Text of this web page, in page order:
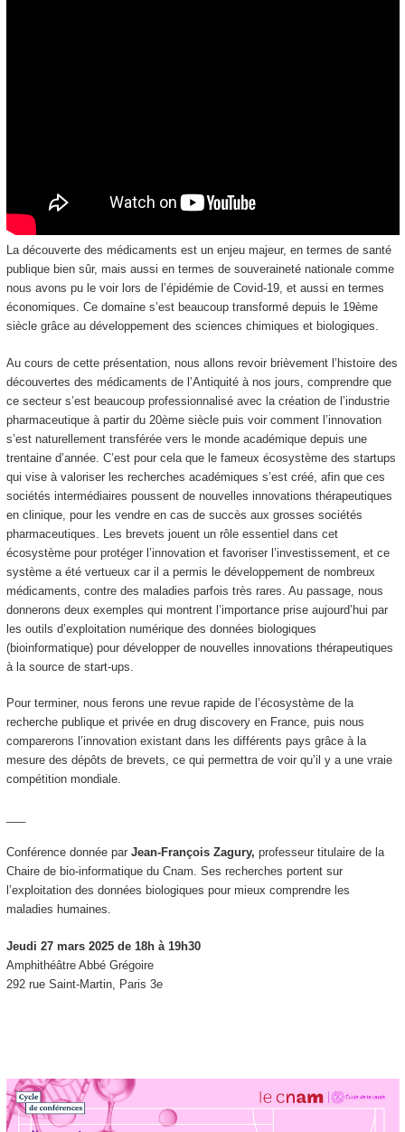
La découverte des médicaments est un enjeu majeur, en termes de santé
publique bien sûr, mais aussi en termes de souveraineté nationale comme
nous avons pu le voir lors de l’épidémie de Covid-19, et aussi en termes
économiques. Ce domaine s’est beaucoup transformé depuis le 19ème
siècle grâce au développement des sciences chimiques et biologiques.
Au cours de cette présentation, nous allons revoir brièvement l’histoire des
découvertes des médicaments de l’Antiquité à nos jours, comprendre que
ce secteur s’est beaucoup professionnalisé avec la création de l’industrie
pharmaceutique à partir du 20ème siècle puis voir comment l’innovation
s’est naturellement transférée vers le monde académique depuis une
trentaine d’année. C’est pour cela que le fameux écosystème des startups
qui vise à valoriser les recherches académiques s’est créé, afin que ces
sociétés intermédiaires poussent de nouvelles innovations thérapeutiques
en clinique, pour les vendre en cas de succès aux grosses sociétés
pharmaceutiques. Les brevets jouent un rôle essentiel dans cet
écosystème pour protéger l’innovation et favoriser l’investissement, et ce
système a été vertueux car il a permis le développement de nombreux
médicaments, contre des maladies parfois très rares. Au passage, nous
donnerons deux exemples qui montrent l’importance prise aujourd’hui par
les outils d’exploitation numérique des données biologiques
(bioinformatique) pour développer de nouvelles innovations thérapeutiques
à la source de start-ups.
Pour terminer, nous ferons une revue rapide de l’écosystème de la
recherche publique et privée en drug discovery en France, puis nous
comparerons l’innovation existant dans les différents pays grâce à la
mesure des dépôts de brevets, ce qui permettra de voir qu’il y a une vraie
compétition mondiale.
Conférence donnée par Jean-François Zagury, professeur titulaire de la
Chaire de bio-informatique du Cnam. Ses recherches portent sur
l’exploitation des données biologiques pour mieux comprendre les
maladies humaines.
Jeudi 27 mars 2025 de 18h à 19h30
Amphithéâtre Abbé Grégoire
292 rue Saint-Martin, Paris 3e